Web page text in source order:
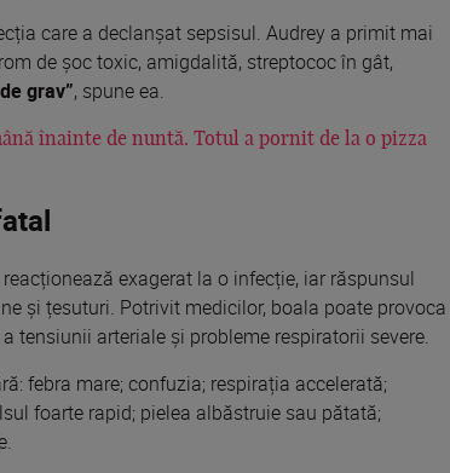
care a declanșat sepsisul. Audrey a primit mai
de șoc toxic, amigdalită, streptococ în gât,
grav”, spune ea.
înainte de nuntă. Totul a pornit de la o pizza
exagerat la o infecție, iar răspunsul
și țesuturi. Potrivit medicilor, boala poate provoca
tensiunii arteriale și probleme respiratorii severe.
febra mare; confuzia; respirația accelerată;
foarte rapid; pielea albăstruie sau pătată;